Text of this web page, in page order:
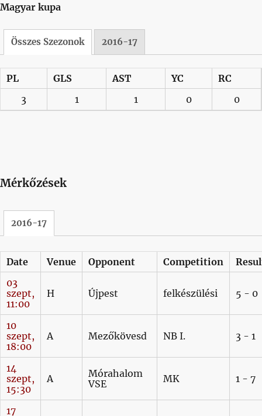
Magyar kupa
Összes Szezonok 2016-17
PL GLS AST YC
RC
3
1 1 0 0
Mérkőzések
2016-17
Date Venue Opponent Competition
03
szept,
11:00
H Újpest felkészülési 5 - 0
10
szept,
18:00
A Mezőkövesd NB I. 3 - 1
14
szept,
15:30
A
Mórahalom
VSE
MK 1 - 7
17